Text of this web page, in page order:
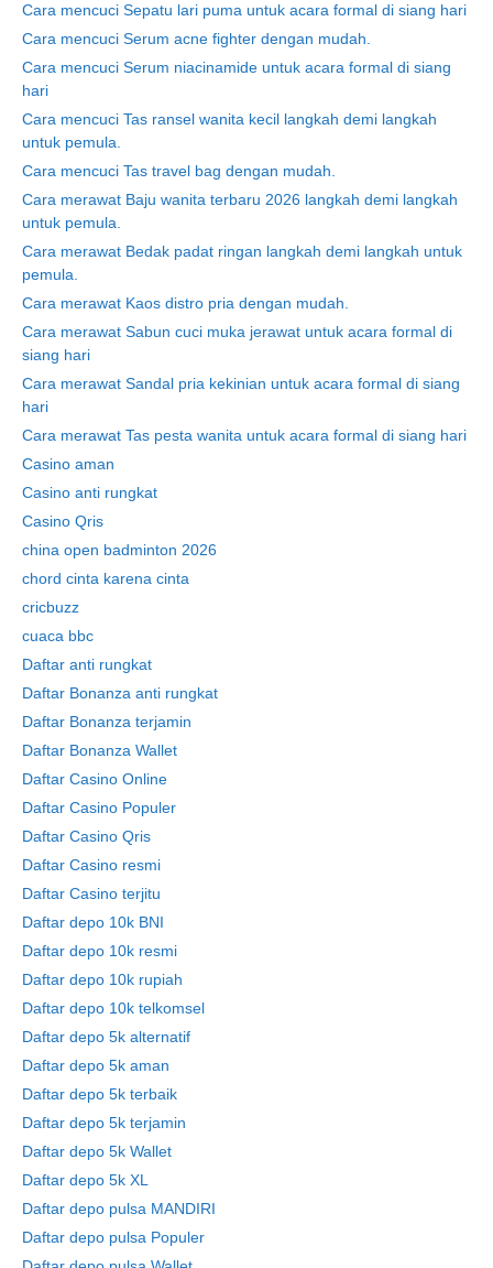
Cara mencuci Sepatu lari puma untuk acara formal di siang hari
Cara mencuci Serum acne fighter dengan mudah.
Cara mencuci Serum niacinamide untuk acara formal di siang
hari
Cara mencuci Tas ransel wanita kecil langkah demi langkah
untuk pemula.
Cara mencuci Tas travel bag dengan mudah.
Cara merawat Baju wanita terbaru 2026 langkah demi langkah
untuk pemula.
Cara merawat Bedak padat ringan langkah demi langkah untuk
pemula.
Cara merawat Kaos distro pria dengan mudah.
Cara merawat Sabun cuci muka jerawat untuk acara formal di
siang hari
Cara merawat Sandal pria kekinian untuk acara formal di siang
hari
Cara merawat Tas pesta wanita untuk acara formal di siang hari
Casino aman
Casino anti rungkat
Casino Qris
china open badminton 2026
chord cinta karena cinta
cricbuzz
cuaca bbc
Daftar anti rungkat
Daftar Bonanza anti rungkat
Daftar Bonanza terjamin
Daftar Bonanza Wallet
Daftar Casino Online
Daftar Casino Populer
Daftar Casino Qris
Daftar Casino resmi
Daftar Casino terjitu
Daftar depo 10k BNI
Daftar depo 10k resmi
Daftar depo 10k rupiah
Daftar depo 10k telkomsel
Daftar depo 5k alternatif
Daftar depo 5k aman
Daftar depo 5k terbaik
Daftar depo 5k terjamin
Daftar depo 5k Wallet
Daftar depo 5k XL
Daftar depo pulsa MANDIRI
Daftar depo pulsa Populer